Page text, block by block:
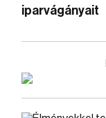
iparvágányait